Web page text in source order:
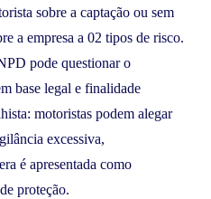
sobre a captação ou sem
a empresa a 02 tipos de risco.
pode questionar o
base legal e finalidade
motoristas podem alegar
excessiva,
é apresentada como
proteção.